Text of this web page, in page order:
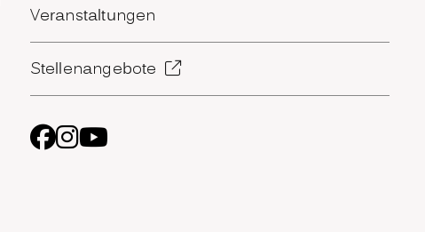
Veranstaltungen
Stellenangebote